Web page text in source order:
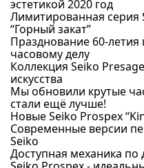
эстетикой 2020 год
Лимитированная серия
“Горный закат”
Празднование 60-
часовому делу
Коллекция Seiko
искусства
Мы обновили крутые
стали ещё лучше!
Новые Seiko Prospex
Современные версии
Seiko
Доступная механика по